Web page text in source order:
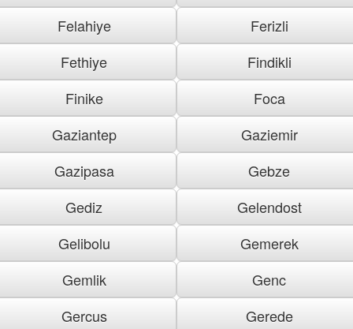
Felahiye
Ferizli
Fethiye
Findikli
Finike
Foca
Gaziantep
Gaziemir
Gazipasa
Gebze
Gediz
Gelendost
Gelibolu
Gemerek
Gemlik
Genc
Gercus
Gerede